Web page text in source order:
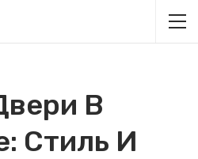
В
Стиль И